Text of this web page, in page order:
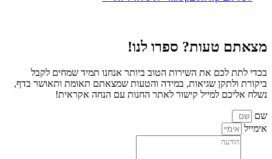
מצאתם טעות? ספרו לנו!
בכדי לתת לכם את השירות הטוב ביותר אנחנו תמיד שמחים לקבל
ביקורת ולתקן שגיאות, במידה והטעות שמצאתם תאומת ותאושר בדף,
נשלח אליכם למייל קישור לאתר החנות עם הנחה אקראית!
שם
אימייל